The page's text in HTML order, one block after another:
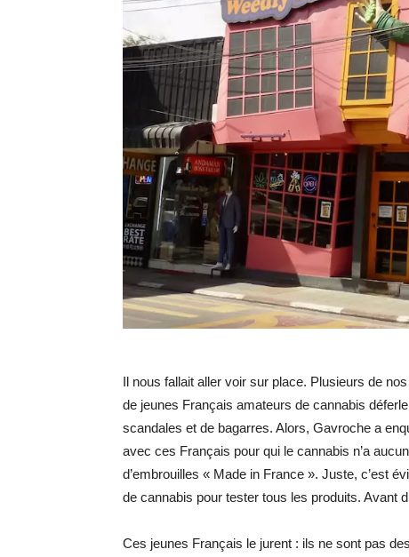
Il nous fallait aller voir sur place. Plusieurs de
de jeunes Français amateurs de cannabis
scandales et de bagarres. Alors, Gavroche a
avec ces Français pour qui le cannabis n’a
d’embrouilles « Made in France ». Juste, c’est
de cannabis pour tester tous les produits. Avant
Ces jeunes Français le jurent : ils ne sont pas